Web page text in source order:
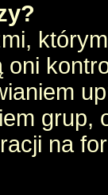
oni
grup,
na